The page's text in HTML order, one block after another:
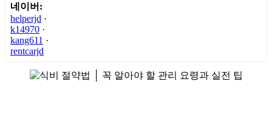
네이버:
helperjd ·
k14970 ·
kang611 ·
rentcarjd